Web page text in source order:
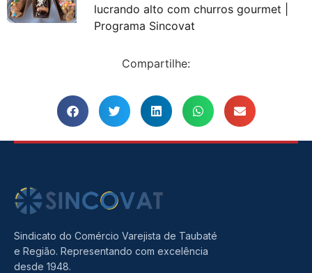
lucrando alto com churros gourmet |
Programa Sincovat
Compartilhe:
Sindicato do Comércio Varejista de Taubaté
e Região. Representando com excelência
desde 1948.